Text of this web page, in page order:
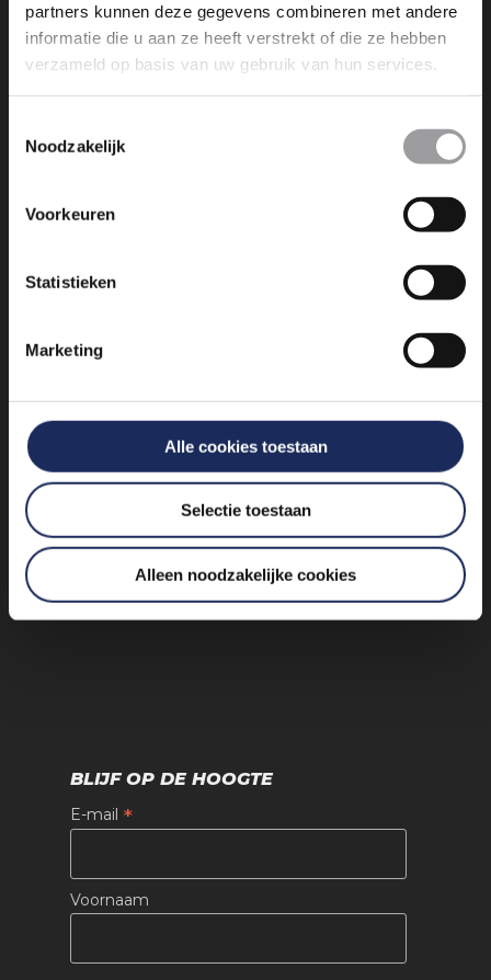
partners kunnen deze gegevens combineren met andere
informatie die u aan ze heeft verstrekt of die ze hebben
verzameld op basis van uw gebruik van hun services.
Noodzakelijk
Voorkeuren
Statistieken
Marketing
Alle cookies toestaan
Selectie toestaan
Alleen noodzakelijke cookies
Dromen is leuk, maar dromen
werkelijkheid maken is nog veel
Vogelkersberg 5c 3755 BN
Eemnes
Algemene voorwaarden
BLIJF OP DE HOOGTE
E-mail *
Voornaam